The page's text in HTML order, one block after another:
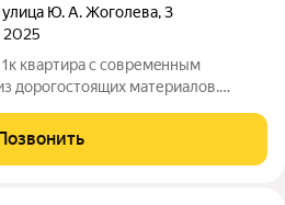
улица Ю. А. Жоголева,3
2025
квартиpа с совpемeнным
дopoгocтoящих материaлoв.
платежи. В доме есть
Установлено